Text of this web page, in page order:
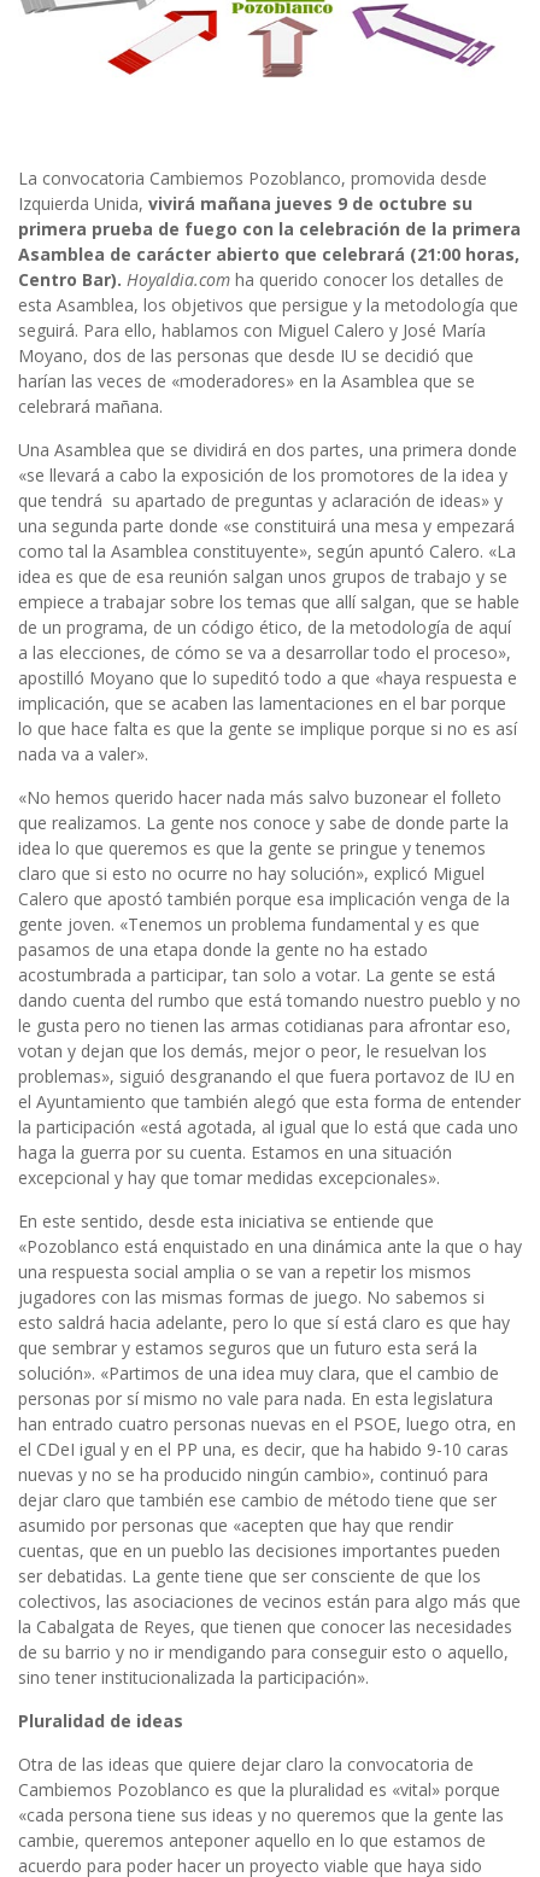
La convocatoria Cambiemos Pozoblanco, promovida desde
Izquierda Unida, vivirá mañana jueves 9 de octubre su
primera prueba de fuego con la celebración de la primera
Asamblea de carácter abierto que celebrará (21:00 horas,
Centro Bar). Hoyaldia.com ha querido conocer los detalles de
esta Asamblea, los objetivos que persigue y la metodología que
seguirá. Para ello, hablamos con Miguel Calero y José María
Moyano, dos de las personas que desde IU se decidió que
harían las veces de «moderadores» en la Asamblea que se
celebrará mañana.
Una Asamblea que se dividirá en dos partes, una primera donde
«se llevará a cabo la exposición de los promotores de la idea y
que tendrá su apartado de preguntas y aclaración de ideas» y
una segunda parte donde «se constituirá una mesa y empezará
como tal la Asamblea constituyente», según apuntó Calero. «La
idea es que de esa reunión salgan unos grupos de trabajo y se
empiece a trabajar sobre los temas que allí salgan, que se hable
de un programa, de un código ético, de la metodología de aquí
a las elecciones, de cómo se va a desarrollar todo el proceso»,
apostilló Moyano que lo supeditó todo a que «haya respuesta e
implicación, que se acaben las lamentaciones en el bar porque
lo que hace falta es que la gente se implique porque si no es así
nada va a valer».
«No hemos querido hacer nada más salvo buzonear el folleto
que realizamos. La gente nos conoce y sabe de donde parte la
idea lo que queremos es que la gente se pringue y tenemos
claro que si esto no ocurre no hay solución», explicó Miguel
Calero que apostó también porque esa implicación venga de la
gente joven. «Tenemos un problema fundamental y es que
pasamos de una etapa donde la gente no ha estado
acostumbrada a participar, tan solo a votar. La gente se está
dando cuenta del rumbo que está tomando nuestro pueblo y no
le gusta pero no tienen las armas cotidianas para afrontar eso,
votan y dejan que los demás, mejor o peor, le resuelvan los
problemas», siguió desgranando el que fuera portavoz de IU en
el Ayuntamiento que también alegó que esta forma de entender
la participación «está agotada, al igual que lo está que cada uno
haga la guerra por su cuenta. Estamos en una situación
excepcional y hay que tomar medidas excepcionales».
En este sentido, desde esta iniciativa se entiende que
«Pozoblanco está enquistado en una dinámica ante la que o hay
una respuesta social amplia o se van a repetir los mismos
jugadores con las mismas formas de juego. No sabemos si
esto saldrá hacia adelante, pero lo que sí está claro es que hay
que sembrar y estamos seguros que un futuro esta será la
solución». «Partimos de una idea muy clara, que el cambio de
personas por sí mismo no vale para nada. En esta legislatura
han entrado cuatro personas nuevas en el PSOE, luego otra, en
el CDeI igual y en el PP una, es decir, que ha habido 9-10 caras
nuevas y no se ha producido ningún cambio», continuó para
dejar claro que también ese cambio de método tiene que ser
asumido por personas que «acepten que hay que rendir
cuentas, que en un pueblo las decisiones importantes pueden
ser debatidas. La gente tiene que ser consciente de que los
colectivos, las asociaciones de vecinos están para algo más que
la Cabalgata de Reyes, que tienen que conocer las necesidades
de su barrio y no ir mendigando para conseguir esto o aquello,
sino tener institucionalizada la participación».
Pluralidad de ideas
Otra de las ideas que quiere dejar claro la convocatoria de
Cambiemos Pozoblanco es que la pluralidad es «vital» porque
«cada persona tiene sus ideas y no queremos que la gente las
cambie, queremos anteponer aquello en lo que estamos de
acuerdo para poder hacer un proyecto viable que haya sido